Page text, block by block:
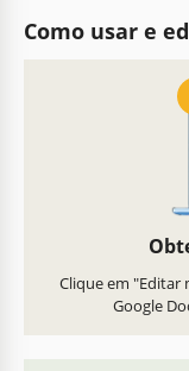
Como usar e
Clique em "Editar
Google